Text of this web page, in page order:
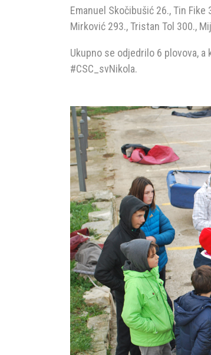
Emanuel Skočibušić 26., Tin
Mirković 293., Tristan Tol 300.,
Ukupno se odjedrilo 6 plovova,
#CSC_svNikola.